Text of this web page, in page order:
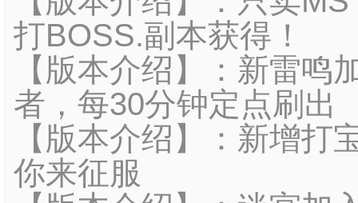
打BOSS.副本获得！
【版本介绍】：新雷
者，每30分钟定点刷出
【版本介绍】：新增
你来征服